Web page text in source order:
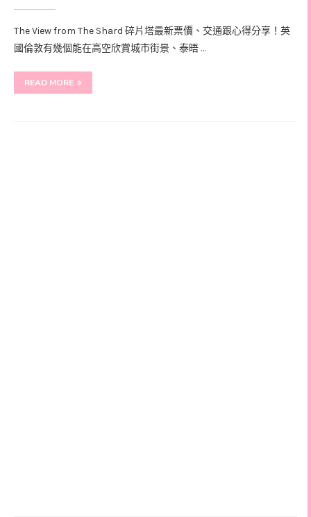
The View from The Shard 碎片塔最新票價、交通跟心得分享！英
國倫敦有幾個能在高空欣賞城市街景、泰晤 …
READ MORE